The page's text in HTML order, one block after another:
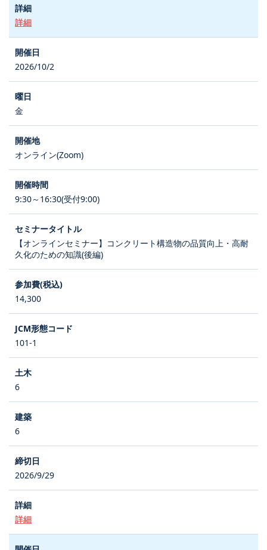
詳細
2026/10/2
金
オンライン(Zoom)
9:30～16:30(受付9:00)
【オンラインセミナー】コンクリート構造物の品質向上・高耐
久化のための知識(後編)
14,300
101-1
6
6
2026/9/29
詳細